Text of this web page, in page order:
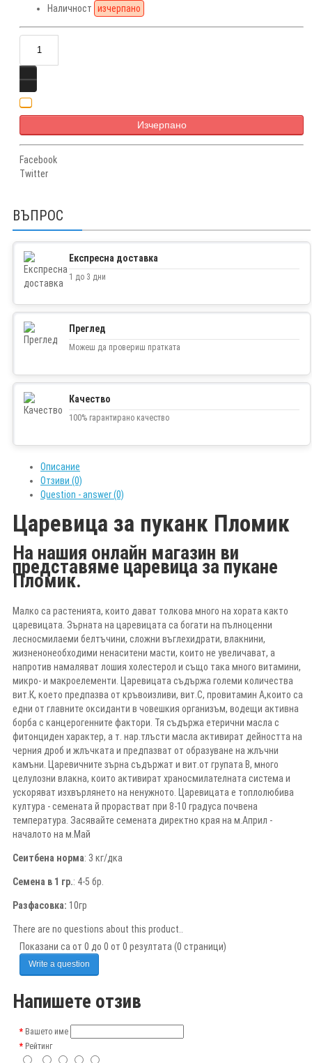
Наличност изчерпано
Изчерпано
Facebook
Twitter
ВЪПРОС
Експресна доставка
1 до 3 дни
Преглед
Можеш да провериш пратката
Качество
100% гарантирано качество
Описание
Отзиви (0)
Question - answer (0)
Царевица за пуканк Пломик
На нашия онлайн магазин ви
представяме царевица за пукане
Пломик.
Малко са растенията, които дават толкова много на хората както
царевицата. Зърната на царевицата са богати на пълноценни
лесносмилаеми белтъчини, сложни въглехидрати, влакнини,
жизненонеобходими ненаситени масти, които не увеличават, а
напротив намаляват лошия холестерол и също така много витамини,
микро- и макроелементи. Царевицата съдържа големи количества
вит.К, което предпазва от кръвоизливи, вит.С, провитамин А,които са
едни от главните оксиданти в човешкия организъм, водещи активна
борба с канцерогенните фактори. Тя съдържа етерични масла с
фитонциден характер, а т. нар.тлъсти масла активират дейността на
черния дроб и жлъчката и предпазват от образуване на жлъчни
камъни. Царевичните зърна съдържат и вит.от групата В, много
целулозни влакна, които активират храносмилателната система и
ускоряват изхвърлянето на ненужното. Царевицата е топлолюбива
култура - семената й прорастват при 8-10 градуса почвена
температура. Засявайте семената директно края на м.Април -
началото на м.Май
Сеитбена норма: 3 кг/дка
Семена в 1 гр.: 4-5 бр.
Разфасовка: 10гр
There are no questions about this product..
Показани са от 0 до 0 от 0 резултата (0 страници)
Write a question
Напишете отзив
Вашето име
Рейтинг